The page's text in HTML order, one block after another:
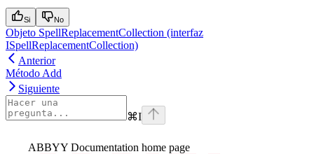
Si No
Objeto SpellReplacementCollection (interfaz
ISpellReplacementCollection)
Anterior
Método Add
Siguiente
⌘I
ABBYY Documentation home page